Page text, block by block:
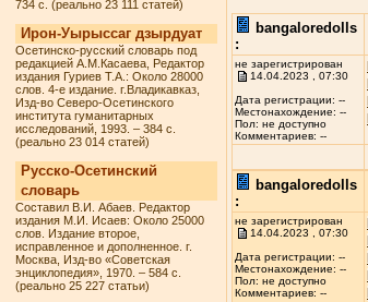
734 с. (реально 23 111 статей)
Ирон-Уырыссаг дзырдуат
Осетинско-русский словарь под
редакцией А.М.Касаева, Редактор
издания Гуриев Т.А.: Около 28000
слов. 4-е издание. г.Владикавказ,
Изд-во Северо-Осетинского
института гуманитарных
исследований, 1993. – 384 с.
(реально 23 014 статей)
Русско-Осетинский
словарь
Составил В.И. Абаев. Редактор
издания М.И. Исаев: Около 25000
слов. Издание второе,
исправленное и дополненное. г.
Москва, Изд-во «Советская
энциклопедия», 1970. – 584 с.
(реально 25 227 статьи)
bangaloredolls
:
не зарегистрирован
14.04.2023 , 07:30
Дата регистрации: --
Местонахождение: --
Пол: не доступно
Комментариев: --
bangaloredolls
:
не зарегистрирован
14.04.2023 , 07:30
Дата регистрации: --
Местонахождение: --
Пол: не доступно
Комментариев: --